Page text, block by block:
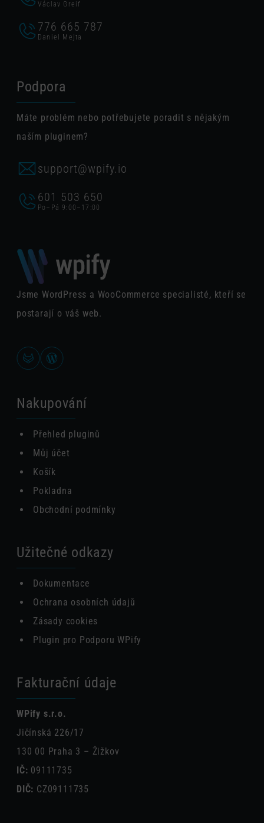
Václav Greif
776 665 787
Daniel Mejta
Podpora
Máte problém nebo potřebujete poradit s nějakým
naším pluginem?
support@wpify.io
601 503 650
Po–Pá 9:00–17:00
Jsme WordPress a WooCommerce specialisté, kteří se
postarají o váš web.
Nakupování
Přehled pluginů
Můj účet
Košík
Pokladna
Obchodní podmínky
Užitečné odkazy
Dokumentace
Ochrana osobních údajů
Zásady cookies
Plugin pro Podporu WPify
Fakturační údaje
WPify s.r.o.
Jičínská 226/17
130 00 Praha 3 – Žižkov
IČ: 09111735
DIČ: CZ09111735